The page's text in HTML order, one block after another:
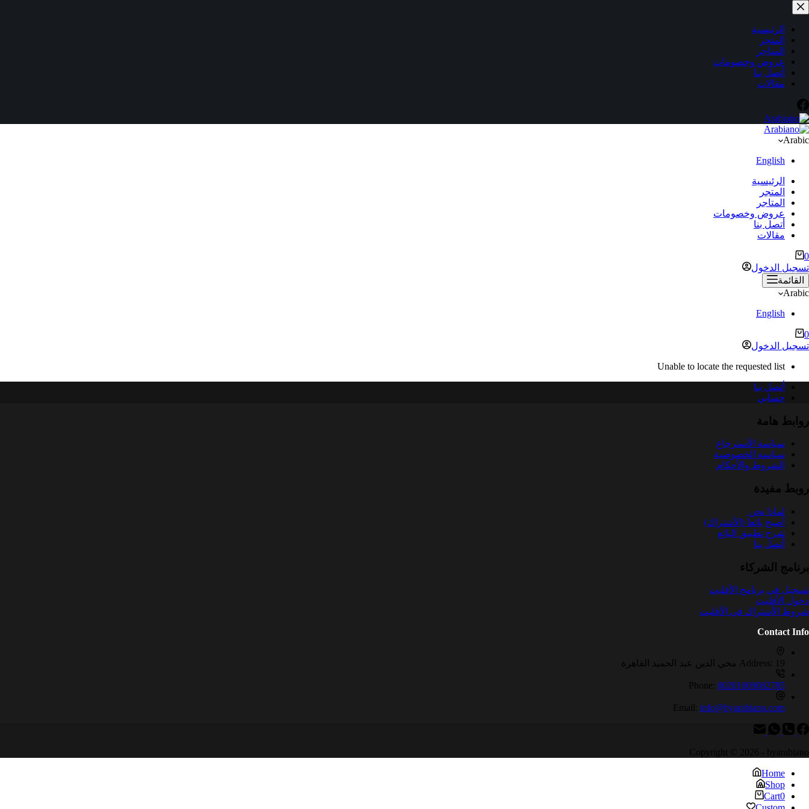
التجاوز
إلى
المحتوىالرئيسية
المتجر
المتاجر
عروض وخصومات
أتصل بنا
مقالات
Arabic
English
الرئيسية
المتجر
المتاجر
عروض وخصومات
أتصل بنا
مقالات
عربة
التسوق
0
تسجيل الدخول
القائمة
Arabic
English
عربة
التسوق
0
تسجيل الدخول
Unable to locate the requested list
أتصل بنا
حسابي
روابط هامة
سياسة الأسترجاع
سياسة الخصوصية
الشروط والأحكام
روبط مفيدة
لماذا نحن
أصبح بائعا (الأشتراك)
شرح تطبيق البائع
أتصل بنا
برنامج الشركاء
تسجيل في برنامج الأفليت
دخول الأفليت
شروط الأشتراك في الأفليت
Contact Info
Address: 19 محي الدين عبد الحميد القاهرة
Phone: 00201009082785
Email: info@byarabiano.com
Copyright © 2026 - byarabiano
Home
Shop
Cart0